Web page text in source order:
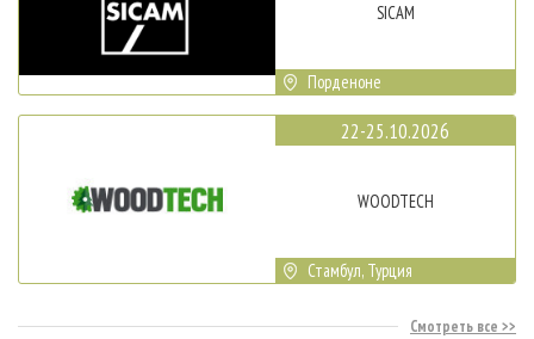
SICAM
Порденоне
22-25.10.2026
WOODTECH
Стамбул, Турция
Смотреть все